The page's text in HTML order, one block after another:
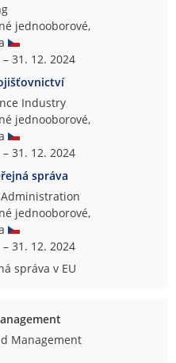
jednooborové,
31. 12. 2024
Industry
jednooborové,
31. 12. 2024
správa
jednooborové,
31. 12. 2024
správa v EU
Management